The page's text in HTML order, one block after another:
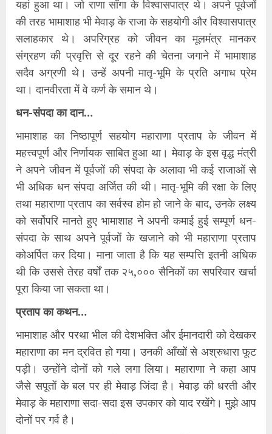
यहां हुआ था। जो राणा साँगा के विश्वासपात्र थे। अपने पूर्वजों
की तरह भामाशाह भी मेवाड़ के राजा के सहयोगी और विश्वासपात्र
सलाहकार थे। अपरिग्रह को जीवन का मूलमंत्र मानकर
संग्रहण की प्रवृत्ति से दूर रहने की चेतना जगाने में भामाशाह
सदैव अग्रणी थे। उन्हें अपनी मातृ-भूमि के प्रति अगाध प्रेम
था। दानवीरता में वे कर्ण के समान थे।
धन-संपदा का दान…
भामाशाह का निष्ठापूर्ण सहयोग महाराणा प्रताप के जीवन में
महत्त्वपूर्ण और निर्णायक साबित हुआ था। मेवाड़ के इस वृद्ध मंत्री
ने अपने जीवन में पूर्वजों की संपदा के अलावा भी कई राजाओं से
भी अधिक धन संपदा अर्जित की थी। मातृ-भूमि की रक्षा के लिए
तथा महाराणा प्रताप का सर्वस्व होम हो जाने के बाद, उनके लक्ष्य
को सर्वोपरि मानते हुए भामाशाह ने अपनी कमाई हुई सम्पूर्ण धन-
संपदा के साथ अपने पूर्वजों के खजाने को भी महाराणा प्रताप
कोअर्पित कर दिया। माना जाता है कि यह सम्पत्ति इतनी अधिक
थी कि उससे तेरह वर्षों तक २५,००० सैनिकों का सपरिवार खर्चा
पूरा किया जा सकता था।
प्रताप का कथन…
भामाशाह और परथा भील की देशभक्ति और ईमानदारी को देखकर
महाराणा का मन द्रवित हो गया। उनकी आँखों से अश्रुधारा फूट
पड़ी। उन्होंने दोनों को गले लगा लिया। महाराणा ने कहा आप
जैसे सपूतों के बल पर ही मेवाड़ जिंदा है। मेवाड़ की धरती और
मेवाड़ के महाराणा सदा-सदा इस उपकार को याद रखेंगे। मुझे आप
दोनों पर गर्व है।